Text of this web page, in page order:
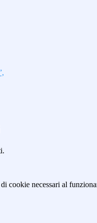
cookie necessari al